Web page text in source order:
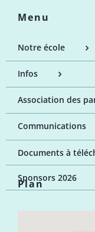
Menu
Notre école
Infos
Association des
Communications
Documents à
Sponsors 2026
Plan